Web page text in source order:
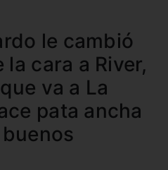
le cambió
cara a River,
va a La
pata ancha